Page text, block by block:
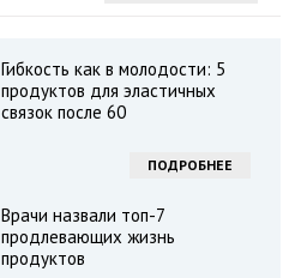
Гибкость как в молодости: 5
продуктов для эластичных
связок после 60
ПОДРОБНЕЕ
Врачи назвали топ-7
продлевающих жизнь
продуктов